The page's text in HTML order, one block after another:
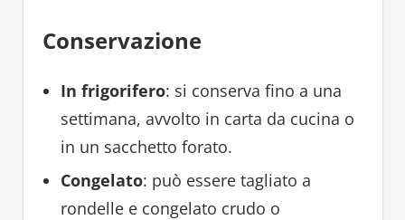
Conservazione
In frigorifero: si conserva fino a una
settimana, avvolto in carta da cucina o
in un sacchetto forato.
Congelato: può essere tagliato a
rondelle e congelato crudo o